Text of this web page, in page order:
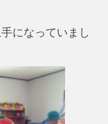
になっていまし